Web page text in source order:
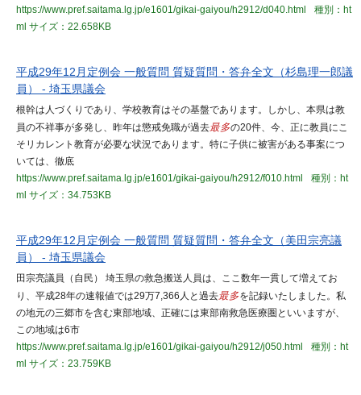
https://www.pref.saitama.lg.jp/e1601/gikai-gaiyou/h2912/d040.html
種別：ht
ml サイズ：22.658KB
平成29年12月定例会 一般質問 質疑質問・答弁全文（杉島理一郎議
員） - 埼玉県議会
根幹は人づくりであり、学校教育はその基盤であります。しかし、本県は教
員の不祥事が多発し、昨年は懲戒免職が過去最多の20件、今、正に教員にこ
そリカレント教育が必要な状況であります。特に子供に被害がある事案につ
いては、徹底
https://www.pref.saitama.lg.jp/e1601/gikai-gaiyou/h2912/f010.html
種別：ht
ml サイズ：34.753KB
平成29年12月定例会 一般質問 質疑質問・答弁全文（美田宗亮議
員） - 埼玉県議会
田宗亮議員（自民） 埼玉県の救急搬送人員は、ここ数年一貫して増えてお
り、平成28年の速報値では29万7,366人と過去最多を記録いたしました。私
の地元の三郷市を含む東部地域、正確には東部南救急医療圏といいますが、
この地域は6市
https://www.pref.saitama.lg.jp/e1601/gikai-gaiyou/h2912/j050.html
種別：ht
ml サイズ：23.759KB